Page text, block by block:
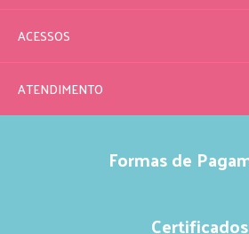
ACESSOS
ATENDIMENTO
Formas de
Certificados